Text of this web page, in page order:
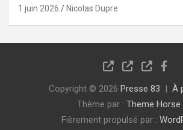
1 juin 2026 Nicolas Dupre
Copyright © 2026 Presse 83
À
Thème par : Theme Horse
Fièrement propulsé par :